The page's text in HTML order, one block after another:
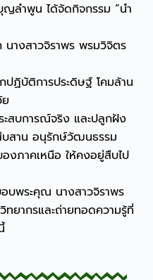
ญลำพูน ได้จัดกิจกรรม “นำ
นางสาวจิราพร พรมวิจิตร
ปฏิบัติการประดิษฐ์ โคมล้าน
ะสบการณ์จริง และปลูกฝัง
บสาน อนุรักษ์วัฒนธรรม
งภาคเหนือ ให้คงอยู่สืบไป
บพระคุณ นางสาวจิราพร
ทยากรและถ่ายทอดความรู้ที่